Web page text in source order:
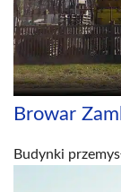
Browar
Budynki